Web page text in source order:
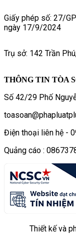
Giấy phép số: 27/
ngày 17/9/2024
Trụ sở: 142 Trần
THÔNG TIN TÒA
Số 42/29 Phố
Điện thoại liên hệ -
Quảng cáo :
Thiết kế và